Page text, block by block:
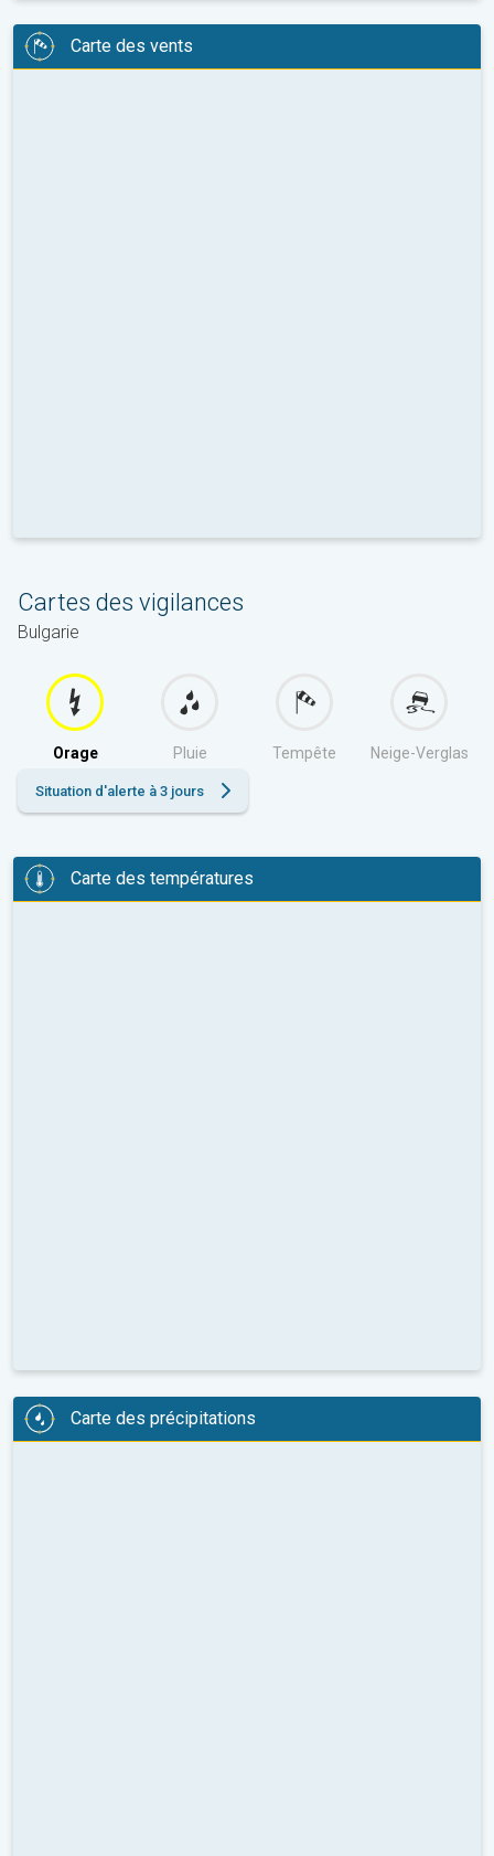
Carte des vents
Cartes des vigilances
Bulgarie
Orage Pluie Tempête Neige-Verglas
Situation d'alerte à 3 jours
Carte des températures
Carte des précipitations